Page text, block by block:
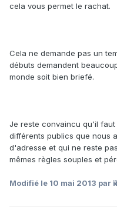
cela vous permet le rachat.
Cela ne demande pas un
débuts demandent
monde soit bien briefé.
Je reste convaincu qu'il
différents publics que nous
d'adresse et qui ne reste
mêmes règles souples et
Modifié le 10 mai 2013 par